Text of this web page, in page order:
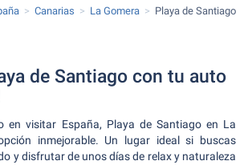
Canarias La Gomera Playa de Santiago
de Santiago con tu auto
en visitar España, Playa de Santiago en La
inmejorable. Un lugar ideal si buscas
y disfrutar de unos días de relax y naturaleza